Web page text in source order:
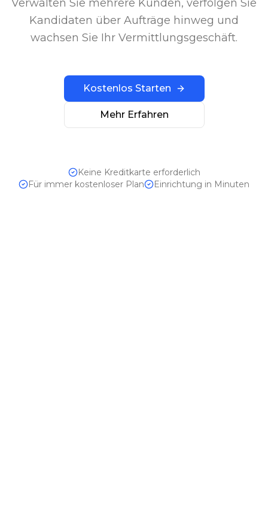
Verwalten Sie mehrere Kunden, verfolgen Sie
Kandidaten über Aufträge hinweg und
wachsen Sie Ihr Vermittlungsgeschäft.
Kostenlos Starten
Mehr Erfahren
Keine Kreditkarte erforderlich
Für immer kostenloser Plan
Einrichtung in Minuten